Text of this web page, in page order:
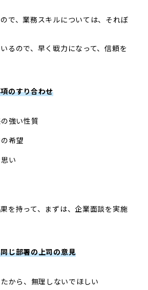
で、業務スキルについては、それぼ
るので、早く戦力になって、信頼を
のすり合わせ
強い性質
希望
い
を持って、まずは、企業面談を実施
じ部署の上司の意見
から、無理しないでほしい